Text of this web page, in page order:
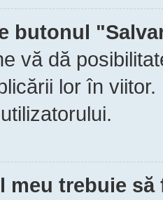
butonul
vă dă
lor în
meu trebuie